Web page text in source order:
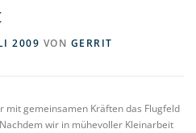
2009 VON GERRIT
mit gemeinsamen Kräften das Flugfeld
wir in mühevoller Kleinarbeit